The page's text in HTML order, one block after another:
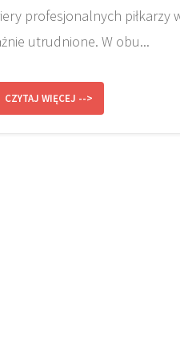
profesjonalnych piłkarzy
utrudnione. W obu...
CZYTAJ WIĘCEJ -->